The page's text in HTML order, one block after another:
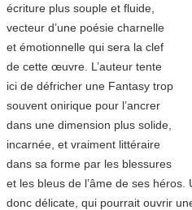
écriture plus souple et fluide,
vecteur d’une poésie charnelle
et émotionnelle qui sera la clef
de cette œuvre. L’auteur tente
ici de défricher une Fantasy trop
souvent onirique pour l’ancrer
dans une dimension plus solide,
incarnée, et vraiment littéraire
dans sa forme par les blessures
et les bleus de l’âme de ses
donc délicate, qui pourrait ouvrir